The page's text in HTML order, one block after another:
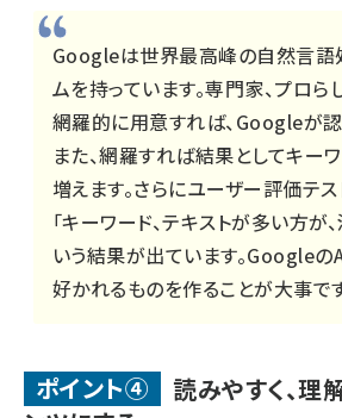
Googleは世界最高峰の自然言語
ムを持っています。専門家、プロら
網羅的に用意すれば、Googleが認
また、網羅すれば結果としてキー
増えます。さらにユーザー評価テス
「キーワード、テキストが多い方が
いう結果が出ています。Googleの
好かれるものを作ることが大事です
ポイント④
読みやすく、理